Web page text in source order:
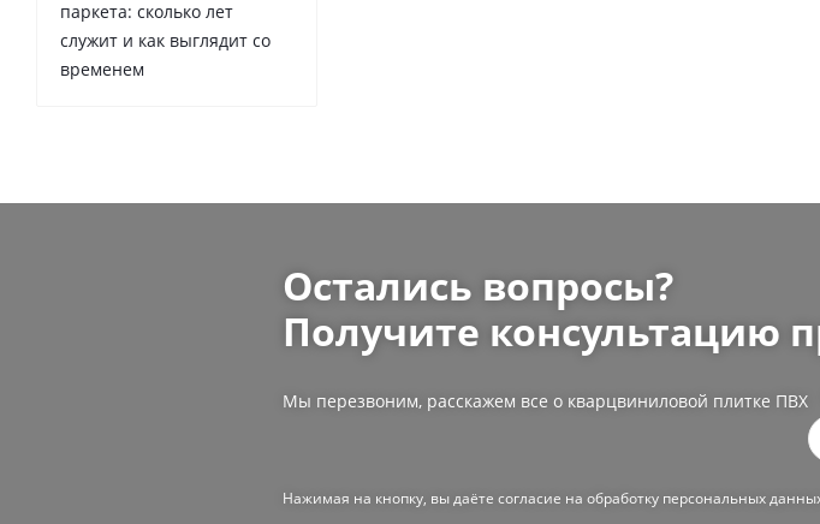
паркета: сколько лет
служит и как выглядит со
временем
Остались вопросы?
Получите консультацию
Мы перезвоним, расскажем все о кварцвиниловой плитке ПВХ
Нажимая на кнопку, вы даёте согласие на обработку персональных